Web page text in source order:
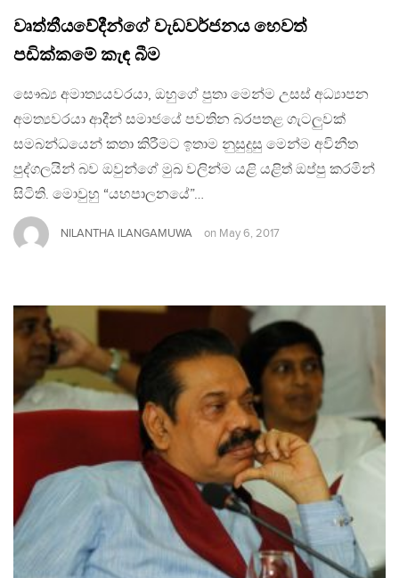
වෘත්තීයවේදීන්ගේ වැඩවර්ජනය හෙවත්
පඩික්කමේ කැඳ බීම
සෞඛ්‍ය අමාත්‍යයවරයා, ඔහුගේ පුතා මෙන්ම උසස් අධ්‍යාපන
අමත්‍යවරයා ආදීන් සමාජයේ පවතින බරපතළ ගැටලුවක්
සමබන්ධයෙන් කතා කිරීමට ඉතාම නුසුදුසු මෙන්ම අවිනීත
පුද්ගලයින් බව ඔවුන්ගේ මුඛ වලින්ම යළි යළිත් ඔප්පු කරමින්
සිටිති. මොවුහු “යහපාලනයේ”…
NILANTHA ILANGAMUWA on May 6, 2017